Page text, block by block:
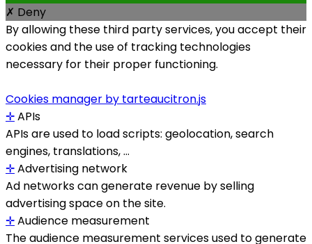
✗ Deny
By allowing these third party services, you accept their
cookies and the use of tracking technologies
necessary for their proper functioning.
Cookies manager by tarteaucitron.js
✛APIs
APIs are used to load scripts: geolocation, search
engines, translations, ...
✛Advertising network
Ad networks can generate revenue by selling
advertising space on the site.
✛Audience measurement
The audience measurement services used to generate